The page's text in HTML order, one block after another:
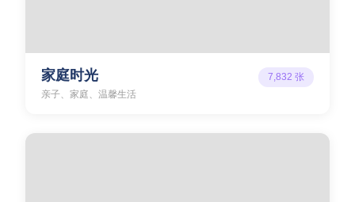
家庭时光
亲子、家庭、温馨生活
7,832 张